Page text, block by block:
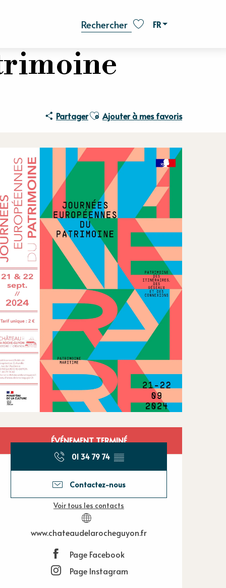
Recherche
FR
PartagerAjouter aux favoris
Ajouter à mes favoris
et
ÉVÉNEMENT TERMINÉ
01 34 79 74 ▒▒
Contactez-nous
Voir tous les contacts
www.chateaudelarocheguyon.fr
Page Facebook
Page Instagram